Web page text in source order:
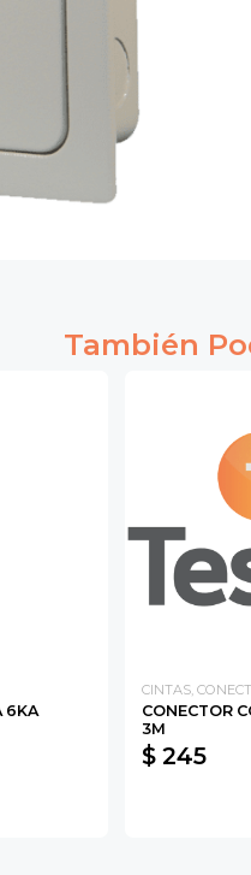
También
6KA
CINTAS,
CONECTOR
3M
$ 245